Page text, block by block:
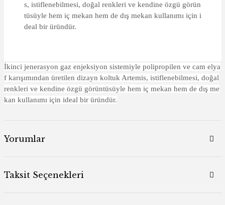
s, istiflenebilmesi, doğal renkleri ve kendine özgü görün
tüsüyle hem iç mekan hem de dış mekan kullanımı için i
deal bir üründür.
İkinci jenerasyon gaz enjeksiyon sistemiyle polipropilen ve cam elya
f karışımından üretilen dizayn koltuk Artemis, istiflenebilmesi, doğal
renkleri ve kendine özgü görüntüsüyle hem iç mekan hem de dış me
kan kullanımı için ideal bir üründür.
Yorumlar
Taksit Seçenekleri